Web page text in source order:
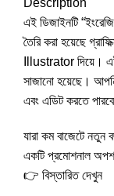
Description
এই ডিজাইনটি
তৈরি করা হয়েছে
Illustrator দিয়ে।
সাজানো হয়েছে।
এবং এডিট করতে
যারা কম বাজেটে নতুন
একটি প্রমোশনাল
👉 বিস্তারিত দেখুন